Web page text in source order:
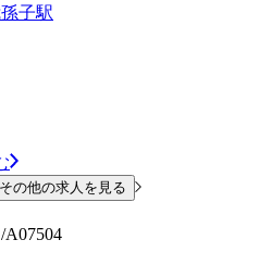
子駅
の他の求人を見る